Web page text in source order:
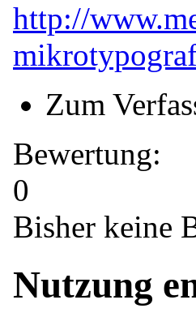
http://
Zum
Bewertung:
0
Bisher keine
Nutzung